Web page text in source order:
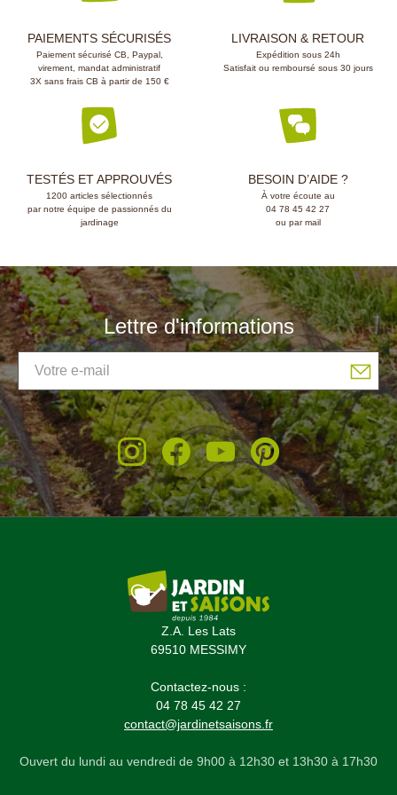
PAIEMENTS SÉCURISÉS
Paiement sécurisé CB, Paypal,
virement, mandat administratif
3X sans frais CB à partir de 150 €
LIVRAISON & RETOUR
Expédition sous 24h
Satisfait ou remboursé sous 30 jours
TESTÉS ET APPROUVÉS
1200 articles sélectionnés
par notre équipe de passionnés du
jardinage
BESOIN D’AIDE ?
À votre écoute au
04 78 45 42 27
ou par mail
Lettre d'informations
Z.A. Les Lats
69510 MESSIMY
Contactez-nous :
04 78 45 42 27
contact@jardinetsaisons.fr
Ouvert du lundi au vendredi de 9h00 à 12h30 et 13h30 à 17h30